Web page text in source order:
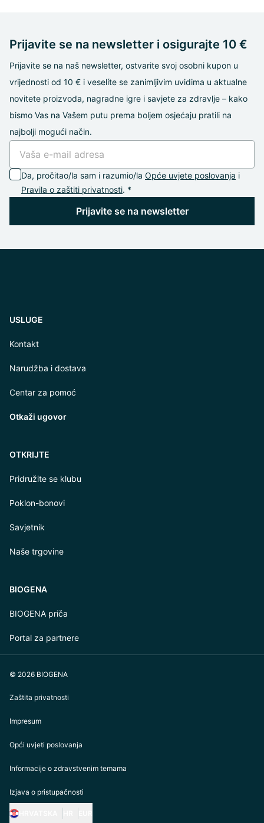
Prijavite se na newsletter i osigurajte 10 €
Prijavite se na naš newsletter, ostvarite svoj osobni kupon u
vrijednosti od 10 € i veselíte se zanimljivim uvidima u aktualne
novitete proizvoda, nagradne igre i savjete za zdravlje – kako
bismo Vas na Vašem putu prema boljem osjećaju pratili na
najbolji mogući način.
Da, pročitao/la sam i razumio/la Opće uvjete poslovanja i
Pravila o zaštiti privatnosti. *
Prijavite se na newsletter
USLUGE
Kontakt
Narudžba i dostava
Centar za pomoć
Otkaži ugovor
OTKRIJTE
Pridružite se klubu
Poklon-bonovi
Savjetnik
Naše trgovine
BIOGENA
BIOGENA priča
Portal za partnere
© 2026 BIOGENA
Zaštita privatnosti
Impresum
Opći uvjeti poslovanja
Informacije o zdravstvenim temama
Izjava o pristupačnosti